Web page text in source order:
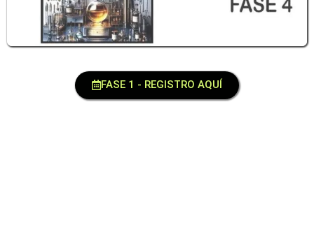
FASE 1 - REGISTRO AQUÍ